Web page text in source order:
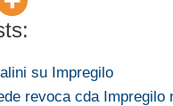
su Impregilo
revoca cda Impregilo